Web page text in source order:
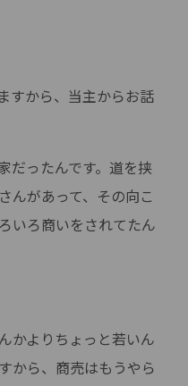
すから、当主からお話
だったんです。道を挟
んがあって、その向こ
いろ商いをされてたん
かよりちょっと若いん
から、商売はもうやら